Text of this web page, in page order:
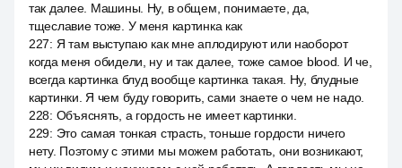
так далее. Машины. Ну, в общем, понимаете, да,
тщеславие тоже. У меня картинка как
227: Я там выступаю как мне аплодируют или наоборот
когда меня обидели, ну и так далее, тоже самое blood. И че,
всегда картинка блуд вообще картинка такая. Ну, блудные
картинки. Я чем буду говорить, сами знаете о чем не надо.
228: Объяснять, а гордость не имеет картинки.
229: Это самая тонкая страсть, тоньше гордости ничего
нету. Поэтому с этими мы можем работать, они возникают,